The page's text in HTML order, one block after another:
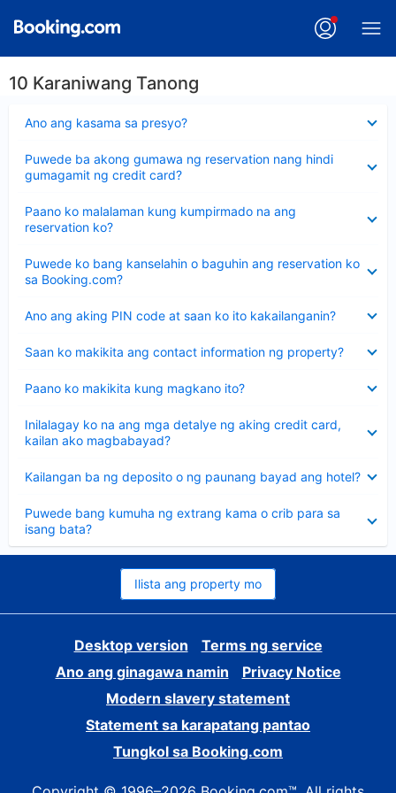
10 Karaniwang Tanong
Ano ang kasama sa presyo?
ang
Puwede ba akong gumawa ng reservation nang hindi
gumagamit ng credit card?
ang
sagot
Paano ko malalaman kung kumpirmado na ang
reservation ko?
ang
sagot
Puwede ko bang kanselahin o baguhin ang reservation ko
sa Booking.com?
ang
sagot
Ano ang aking PIN code at saan ko ito kakailanganin?
ang
Saan ko makikita ang contact information ng property?
ang
Paano ko makikita kung magkano ito?
ang
Inilalagay ko na ang mga detalye ng aking credit card,
kailan ako magbabayad?
ang
sagot
Kailangan ba ng deposito o ng paunang bayad ang hotel?
ang
Puwede bang kumuha ng extrang kama o crib para sa
isang bata?
ang
sagot
Ilista ang property mo
Desktop version
Terms ng service
Ano ang ginagawa namin
Privacy Notice
Modern slavery statement
Statement sa karapatang pantao
Tungkol sa Booking.com